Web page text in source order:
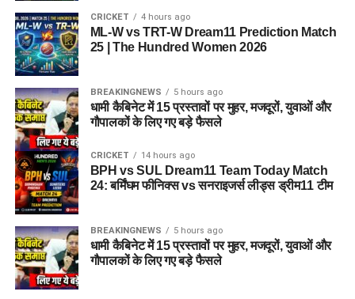
CRICKET 4 hours ago
ML-W vs TRT-W Dream11 Prediction Match
25 | The Hundred Women 2026
BREAKINGNEWS 5 hours ago
धामी कैबिनेट में 15 प्रस्तावों पर मुहर, मजदूरों, युवाओं और
गौपालकों के लिए गए बड़े फैसले
CRICKET 14 hours ago
BPH vs SUL Dream11 Team Today Match
24: बर्मिंघम फीनिक्स vs सनराइजर्स लीड्स ड्रीम11 टीम
BREAKINGNEWS 5 hours ago
धामी कैबिनेट में 15 प्रस्तावों पर मुहर, मजदूरों, युवाओं और
गौपालकों के लिए गए बड़े फैसले